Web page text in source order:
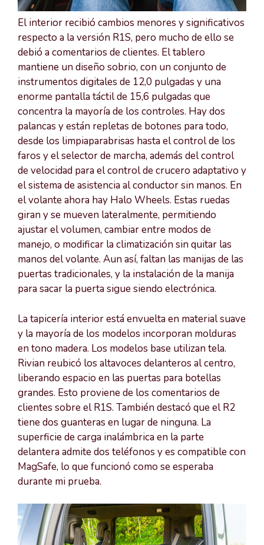
El interior recibió cambios menores y significativos
respecto a la versión R1S, pero mucho de ello se
debió a comentarios de clientes. El tablero
mantiene un diseño sobrio, con un conjunto de
instrumentos digitales de 12,0 pulgadas y una
enorme pantalla táctil de 15,6 pulgadas que
concentra la mayoría de los controles. Hay dos
palancas y están repletas de botones para todo,
desde los limpiaparabrisas hasta el control de los
faros y el selector de marcha, además del control
de velocidad para el control de crucero adaptativo y
el sistema de asistencia al conductor sin manos. En
el volante ahora hay Halo Wheels. Estas ruedas
giran y se mueven lateralmente, permitiendo
ajustar el volumen, cambiar entre modos de
manejo, o modificar la climatización sin quitar las
manos del volante. Aun así, faltan las manijas de las
puertas tradicionales, y la instalación de la manija
para sacar la puerta sigue siendo electrónica.
La tapicería interior está envuelta en material suave
y la mayoría de los modelos incorporan molduras
en tono madera. Los modelos base utilizan tela.
Rivian reubicó los altavoces delanteros al centro,
liberando espacio en las puertas para botellas
grandes. Esto proviene de los comentarios de
clientes sobre el R1S. También destacó que el R2
tiene dos guanteras en lugar de ninguna. La
superficie de carga inalámbrica en la parte
delantera admite dos teléfonos y es compatible con
MagSafe, lo que funcionó como se esperaba
durante mi prueba.